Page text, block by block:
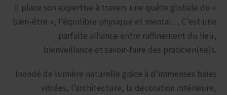
il place son expertise à travers une quête globale du «
bien-être », l’équilibre physique et mental… C’est une
parfaite alliance entre raffinement du lieu,
bienveillance et savoir-faire des praticien(ne)s.
Inondé de lumière naturelle grâce à d’immenses baies
vitrées, l’architecture, la décoration intérieure,